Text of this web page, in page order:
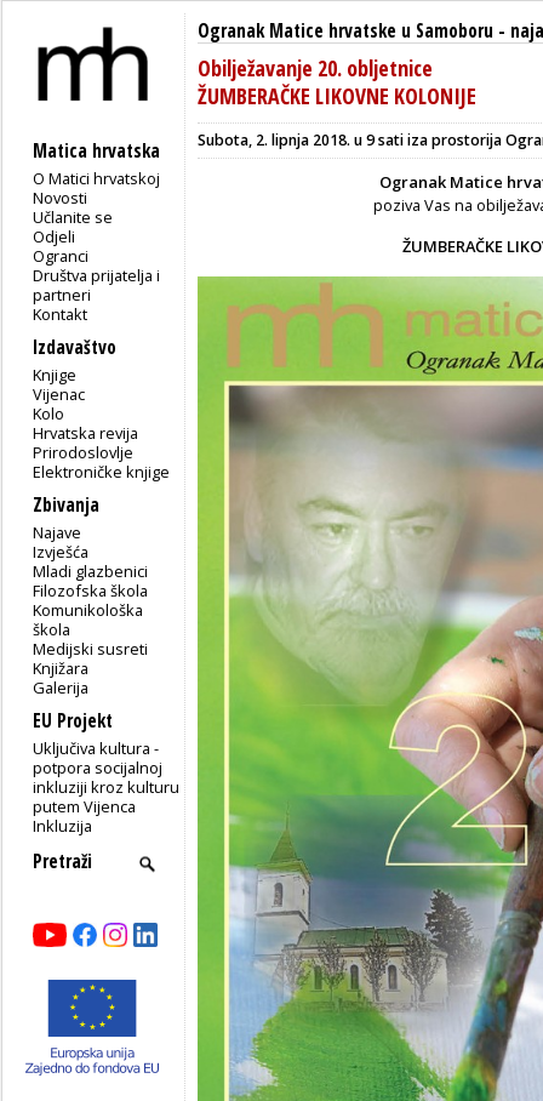
Matica hrvatska
O Matici hrvatskoj
Novosti
Učlanite se
Odjeli
Ogranci
Društva prijatelja i
partneri
Kontakt
Izdavaštvo
Knjige
Vijenac
Kolo
Hrvatska revija
Prirodoslovlje
Elektroničke knjige
Zbivanja
Najave
Izvješća
Mladi glazbenici
Filozofska škola
Komunikološka
škola
Medijski susreti
Knjižara
Galerija
EU Projekt
Uključiva kultura -
potpora socijalnoj
inkluziji kroz kulturu
putem Vijenca
Inkluzija
Ogranak Matice hrvatske u Samoboru -
Obilježavanje 20. obljetnice
ŽUMBERAČKE LIKOVNE KOLONIJE
Subota, 2. lipnja 2018. u 9 sati iza prostorija
Ogranak Matice
poziva Vas na
ŽUMBERAČKE